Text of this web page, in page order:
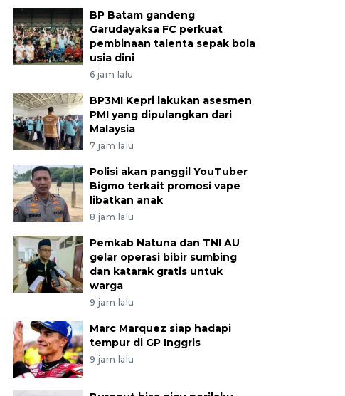
BP Batam gandeng
Garudayaksa FC perkuat
pembinaan talenta sepak bola
usia dini
6 jam lalu
BP3MI Kepri lakukan asesmen
PMI yang dipulangkan dari
Malaysia
7 jam lalu
Polisi akan panggil YouTuber
Bigmo terkait promosi vape
libatkan anak
8 jam lalu
Pemkab Natuna dan TNI AU
gelar operasi bibir sumbing
dan katarak gratis untuk
warga
9 jam lalu
Marc Marquez siap hadapi
tempur di GP Inggris
9 jam lalu